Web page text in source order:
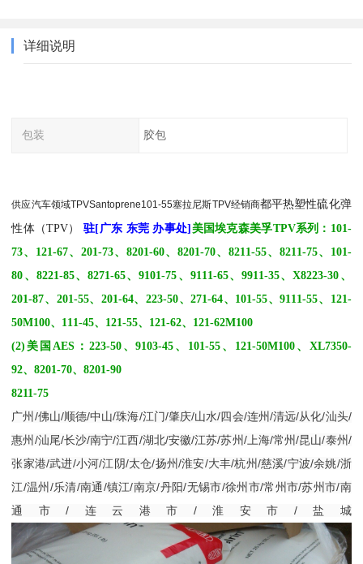
详细说明
包装 胶包
供应汽车领域TPVSantoprene101-55塞拉尼斯TPV经销商都平热塑性硫化弹
性体（TPV）
驻[广东 东莞 办事处]美国埃克森美孚TPV系列：101-
73、121-67、201-73、8201-60、8201-70、8211-55、8211-75、101-
80、8221-85、8271-65、9101-75、9111-65、9911-35、X8223-30、
201-87、201-55、201-64、223-50、271-64、101-55、9111-55、121-
50M100、111-45、121-55、121-62、121-62M100
(2)美国AES：223-50、9103-45、101-55、121-50M100、XL7350-
92、8201-70、8201-90
8211-75
广州 /佛山/顺德/中山/珠海/江门/肇庆/山水/四会/连州/清远/从化/汕头/
惠州 /汕尾/长沙/南宁/江西/湖北/安徽/江苏/苏州/上海/常州/昆山/泰州/
张家港/武进/小河/江阴/太仓/扬州/淮安/大丰/杭州/慈溪/宁波/余姚/浙
江/温州 /乐清/南通/镇江/南京/丹阳/无锡市/徐州市/常州市/苏州市/南
通市/ 连云港市 /淮安市 /盐城